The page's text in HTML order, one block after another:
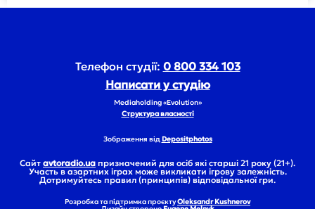
Телефон студії: 0 800 334 103
Написати у студію
Mediaholding «Evolution»
Структура власності
Зображення від Depositphotos
Сайт avtoradio.ua призначений для осіб які старші 21 року (21+).
Участь в азартних іграх може викликати ігрову залежність.
Дотримуйтесь правил (принципів) відповідальної гри.
Розробка та підтримка проєктуOleksandr Kushnerov